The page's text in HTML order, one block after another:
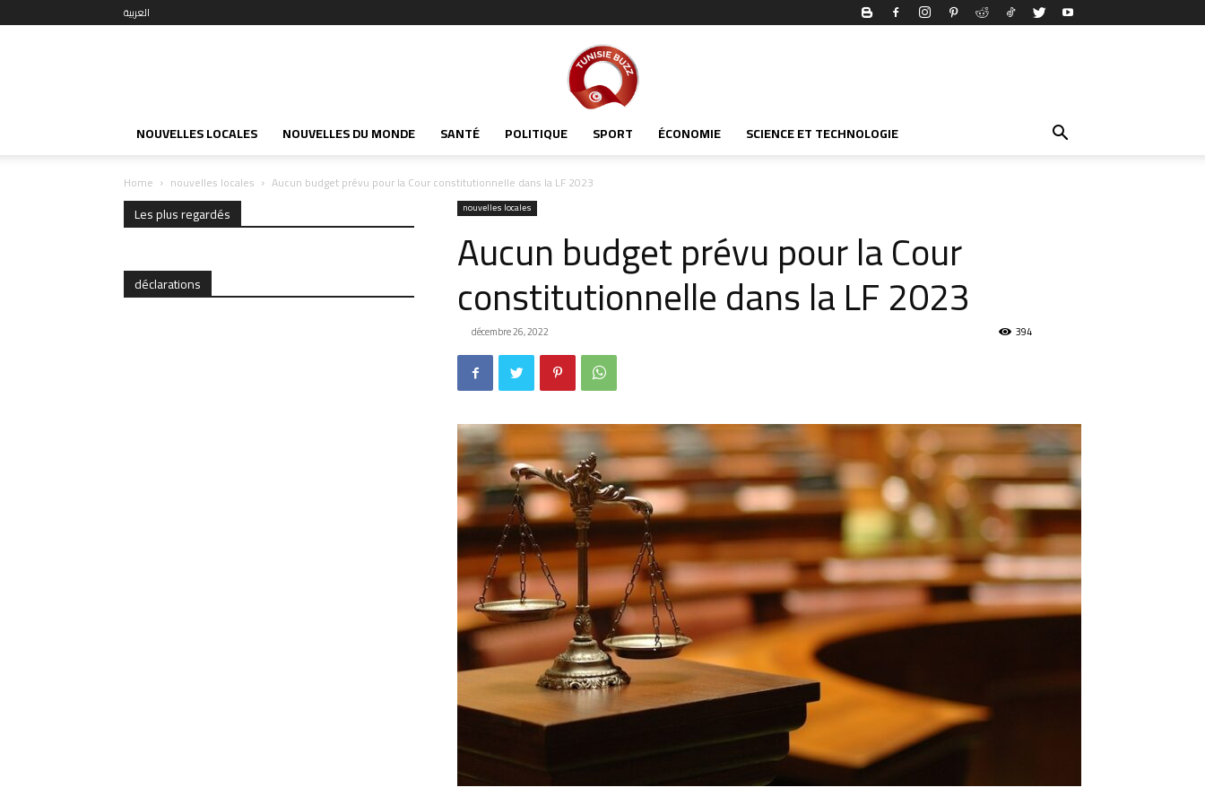
العربية
Tunisiabuzz
NOUVELLES LOCALES NOUVELLES DU MONDE SANTÉ POLITIQUE SPORT ÉCONOMIE SCIENCE ET TECHNOLOGIE
Home nouvelles locales Aucun budget prévu pour la Cour constitutionnelle dans la LF 2023
nouvelles locales
Aucun budget prévu pour la Cour
constitutionnelle dans la LF 2023
décembre 26, 2022 394
Les plus regardés
déclarations